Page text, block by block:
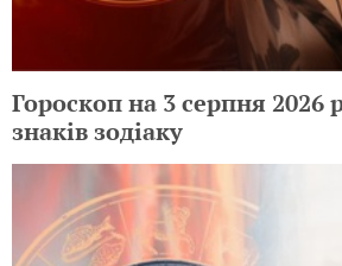
Гороскоп на 3 серпня 2026
знаків зодіаку